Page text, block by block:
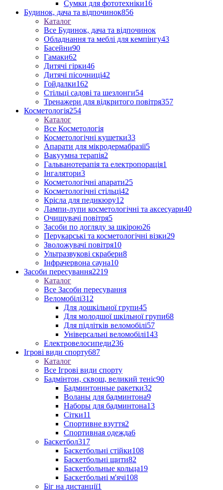
Сумки для фототехніки16
Будинок, дача та відпочинок856
Каталог
Все Будинок, дача та відпочинок
Обладнання та меблі для кемпінгу43
Басейни90
Гамаки62
Дитячі гірки46
Дитячі пісочниці42
Гойдалки162
Стільці садові та шезлонги54
Тренажери для відкритого повітря357
Косметологія254
Каталог
Все Косметологія
Косметологічні кушетки33
Апарати для мікродермабразії5
Вакуумна терапія2
Гальванотерапія та електропорація1
Інгалятори3
Косметологічні апарати25
Косметологічні стільці42
Крісла для педикюру12
Лампи-лупи косметологічні та аксесуари40
Очищувачі повітря5
Засоби по догляду за шкірою26
Перукарські та косметологічні візки29
Зволожувачі повітря10
Ультразвукові скрабери8
Інфрачервона сауна10
Засоби пересування2219
Каталог
Все Засоби пересування
Веломобілі312
Для дошкільної групи45
Для молодшої шкільної групи68
Для підлітків веломобілі57
Універсальні веломобілі143
Електровелосипеди236
Ігрові види спорту687
Каталог
Все Ігрові види спорту
Бадмінтон, сквош, великий теніс90
Бадминтонные ракетки32
Воланы для бадминтона9
Наборы для бадминтона13
Сітки11
Спортивне взуття2
Спортивная одежда6
Баскетбол317
Баскетбольні стійки108
Баскетбольні щити82
Баскетбольные кольца19
Баскетбольні м'ячі108
Біг на дистанції1